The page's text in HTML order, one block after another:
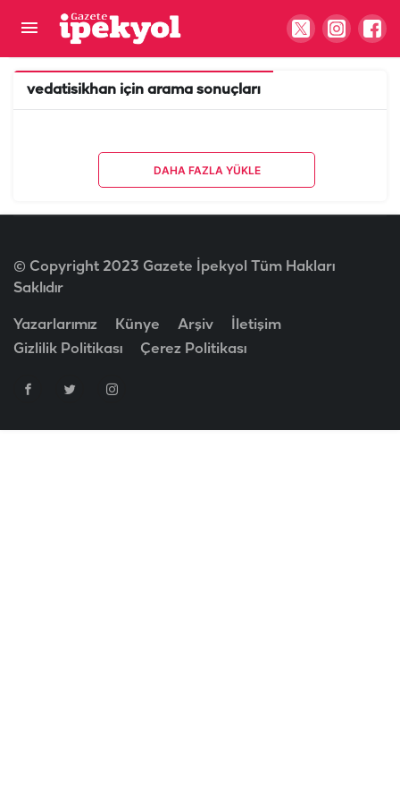
vedatisikhan için arama sonuçları
DAHA FAZLA YÜKLE
© Copyright 2023 Gazete İpekyol Tüm Hakları
Saklıdır
Yazarlarımız Künye Arşiv
İletişim
Gizlilik Politikası
Çerez Politikası